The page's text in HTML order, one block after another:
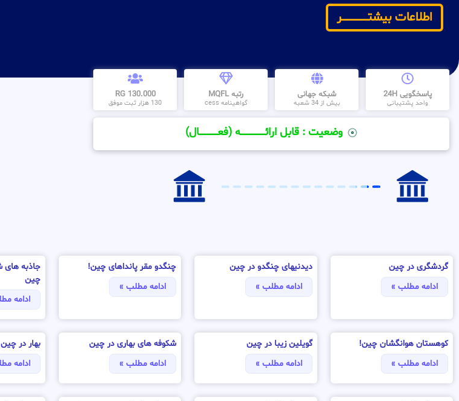
اطلاعات بیشتـــــــــــــــــــــر
پاسخگویی 24H
واحد پشتیبانی
شبکه جهانی
بیش از 34 شعبه
رتبه MQFL
گواهینامه cess
130.000 RG
130 هزار ثبت موفق
وضعیت : قابل ارائــــــــــــــــــــه (فعـــــــــــــــال)
گردشگری در چین
ادامه مطلب »
دیدنیهای چنگدو در چین
ادامه مطلب »
چنگدو مقر پانداهای چین!
ادامه مطلب »
جاذبه های
چین
ادامه
کوهستان هوانگشان چین!
ادامه مطلب »
گویلین زیبا در چین
ادامه مطلب »
شکوفه های بهاری در چین
ادامه مطلب »
بهار در چین
ادامه